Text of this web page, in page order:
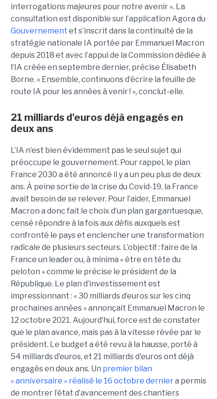
interrogations majeures pour notre avenir ». La
consultation est disponible sur l’application Agora du
Gouvernement et s’inscrit dans la continuité de la
stratégie nationale IA portée par Emmanuel Macron
depuis 2018 et avec l’appui de la Commission dédiée à
l’IA créée en septembre dernier, précise Élisabeth
Borne. « Ensemble, continuons d’écrire la feuille de
route IA pour les années à venir ! », conclut-elle.
21 milliards d'euros déjà engagés en
deux ans
L’IA n’est bien évidemment pas le seul sujet qui
préoccupe le gouvernement. Pour rappel, le plan
France 2030 a été annoncé il y a un peu plus de deux
ans. À peine sortie de la crise du Covid-19, la France
avait besoin de se relever. Pour l’aider, Emmanuel
Macron a donc fait le choix d’un plan gargantuesque,
censé répondre à la fois aux défis auxquels est
confronté le pays et enclencher une transformation
radicale de plusieurs secteurs. L’objectif : faire de la
France un leader ou, à minima « être en tête du
peloton » comme le précise le président de la
République. Le plan d’investissement est
impressionnant : « 30 milliards d’euros sur les cinq
prochaines années » annonçait Emmanuel Macron le
12 octobre 2021. Aujourd’hui, force est de constater
que le plan avance, mais pas à la vitesse rêvée par le
président. Le budget a été revu à la hausse, porté à
54 milliards d’euros, et 21 milliards d'euros ont déjà
engagés en deux ans. Un premier bilan
« anniversaire » réalisé le 16 octobre derniera permis
de montrer l’état d’avancement des chantiers